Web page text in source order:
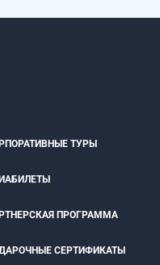
ТУРЫ
ПРОГРАММА
СЕРТИФИКАТЫ